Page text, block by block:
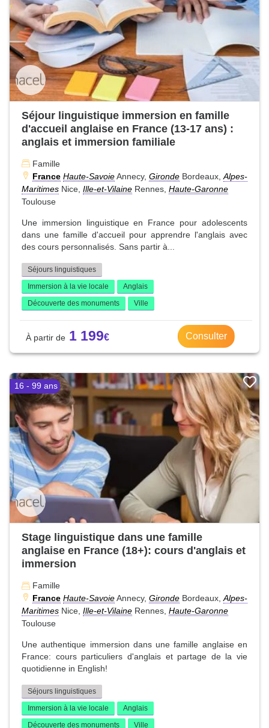
Séjour linguistique immersion en famille
d'accueil anglaise en France (13-17 ans) :
anglais et immersion familiale
Famille
France Haute-SavoieAnnecy, Gironde Bordeaux, Alpes-
Maritimes Nice, Ille-et-Vilaine Rennes, Haute-Garonne
Toulouse
Une immersion linguistique en France pour adolescents
dans une famille d'accueil pour apprendre l'anglais avec
des cours personnalisés. Sans partir à...
Séjours linguistiques
Immersion à la vie locale
Anglais
Découverte des monuments
Ville
1 199 Consulter
16 - 99 ans
Stage linguistique dans une famille
anglaise en France (18+): cours d'anglais et
immersion
Famille
France Haute-SavoieAnnecy, Gironde Bordeaux,Alpes-
Maritimes Nice, Ille-et-Vilaine Rennes, Haute-Garonne
Toulouse
Une authentique immersion dans une famille anglaise en
France: cours particuliers d'anglais et partage de la vie
quotidienne in English!
Séjours linguistiques
Immersion à la vie locale
Anglais
Découverte des monuments
Ville